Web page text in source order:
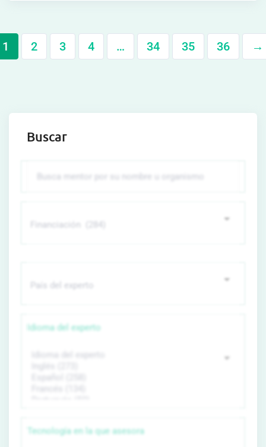
1 2 3 4 … 34 35 36 →
Buscar
Idioma del experto
Tecnología en la que asesora